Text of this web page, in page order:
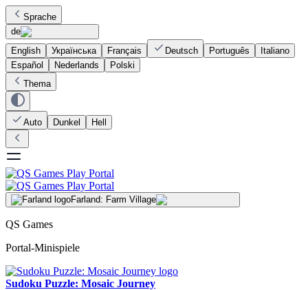
Sprache
de
English
Українська Français Deutsch Português
Italiano
Español
Nederlands
Polski
Thema
Auto Dunkel Hell
Farland: Farm Village
QS Games
Portal-Minispiele
Sudoku Puzzle: Mosaic Journey